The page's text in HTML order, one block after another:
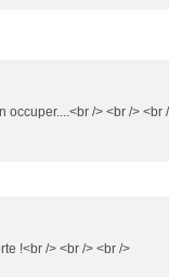
occuper....<br /> <br /> <br
!<br /> <br /> <br />